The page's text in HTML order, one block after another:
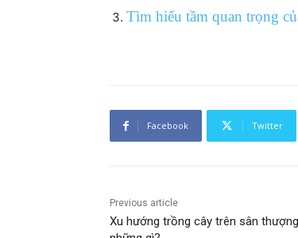
Tìm hiểu tầm quan trọng
Facebook Twitter
Previous article
Xu hướng trồng cây trên sân